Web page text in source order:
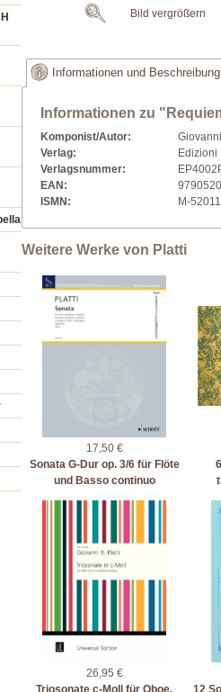
Bild vergrößern
Informationen und Beschreibung
Informationen zu
Komponist/Autor:
Verlag:
Edizioni
Verlagsnummer:
EAN:
ISMN:
M-
Weitere Werke von Platti
17,50 €
Sonata G-Dur op. 3/6 für Flöte
und Basso continuo
26,95 €
Triosonate c-Moll für Oboe,
12